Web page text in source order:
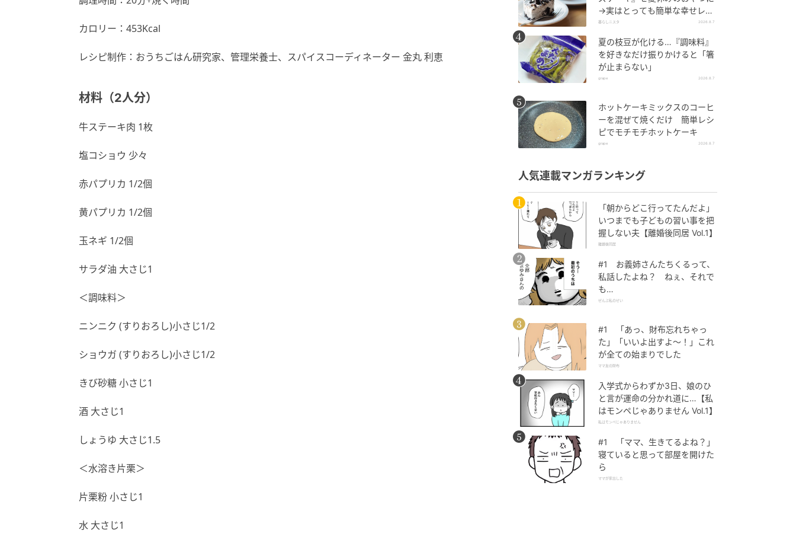
カロリー：453Kcal
レシピ制作：おうちごはん研究家、管理栄養士、スパイスコーディネーター 金丸 利恵
材料（2人分）
牛ステーキ肉 1枚
塩コショウ 少々
赤パプリカ 1/2個
黄パプリカ 1/2個
玉ネギ 1/2個
サラダ油 大さじ1
＜調味料＞
ニンニク (すりおろし)小さじ1/2
ショウガ (すりおろし)小さじ1/2
きび砂糖 小さじ1
酒 大さじ1
しょうゆ 大さじ1.5
＜水溶き片栗＞
片栗粉 小さじ1
水 大さじ1
→実はとっても簡単な幸せレシ
ピに挑戦♡
暮らしニスタ 2026.8.7
夏の枝豆が化ける…『調味料』
を好きなだけ振りかけると「箸
が止まらない」
grape 2026.8.7
ホットケーキミックスのコーヒ
ーを混ぜて焼くだけ 簡単レシ
ピでモチモチホットケーキ
grape 2026.8.7
人気連載マンガランキング
「朝からどこ行ってたんだよ」
いつまでも子どもの習い事を把
握しない夫【離婚後同居 Vol.1】
離婚後同居
#1 お義姉さんたちくるって、
私話したよね？ ねぇ、それで
も…
ぜんぶ私のせい
#1 「あっ、財布忘れちゃっ
た」「いいよ出すよ〜！」これ
が全ての始まりでした
ママ友の財布
入学式からわずか3日、娘のひ
と言が運命の分かれ道に…【私
はモンペじゃありません Vol.1】
私はモンペじゃありません
#1 「ママ、生きてるよね？」
寝ていると思って部屋を開けた
ら
ママが家出した